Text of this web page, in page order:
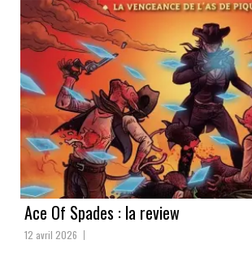
Ace Of Spades : la review
12 avril 2026